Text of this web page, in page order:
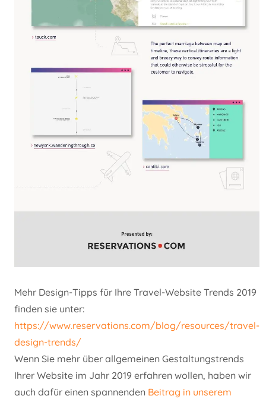
Mehr Design-Tipps für Ihre Travel-Website Trends 2019
finden sie unter:
https://www.reservations.com/blog/resources/travel-
design-trends/
Wenn Sie mehr über allgemeinen Gestaltungstrends
Ihrer Website im Jahr 2019 erfahren wollen, haben wir
auch dafür einen spannenden Beitrag in unserem